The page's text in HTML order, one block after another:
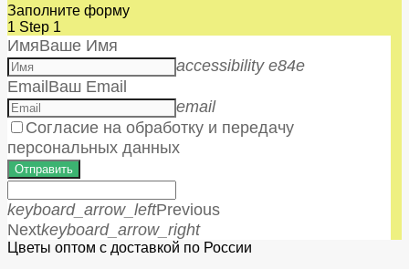
Заполните форму
1 Step 1
ИмяВаше Имя
accessibility e84e
EmailВаш Email
email
Согласие на обработку и передачу
персональных данных
Отправить
keyboard_arrow_leftPrevious
Nextkeyboard_arrow_right
Цветы оптом с доставкой по России